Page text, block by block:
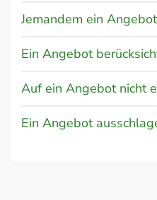
Jemandem ein
Ein Angebot
Auf ein Angebot nicht
Ein Angebot